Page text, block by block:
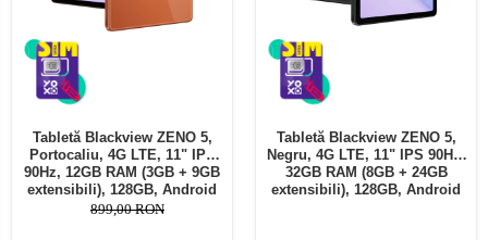
Tabletă Blackview ZENO 5,
Portocaliu, 4G LTE, 11" IPS
90Hz, 12GB RAM (3GB + 9GB
extensibili), 128GB, Android
16, Unisoc T7250, 8300mAh,
899,00 RON
Tabletă Blackview ZENO 5,
Negru, 4G LTE, 11" IPS 90Hz,
32GB RAM (8GB + 24GB
extensibili), 128GB, Android